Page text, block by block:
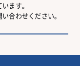
ます。
合わせください。